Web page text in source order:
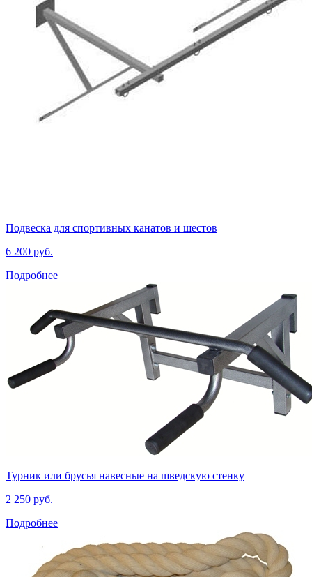
Подвеска для спортивных канатов и шестов
6 200 руб.
Подробнее
Турник или брусья навесные на шведскую стенку
2 250 руб.
Подробнее